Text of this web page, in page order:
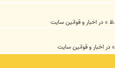
» در اخبار و قوانين سايت
» در اخبار و قوانين سايت